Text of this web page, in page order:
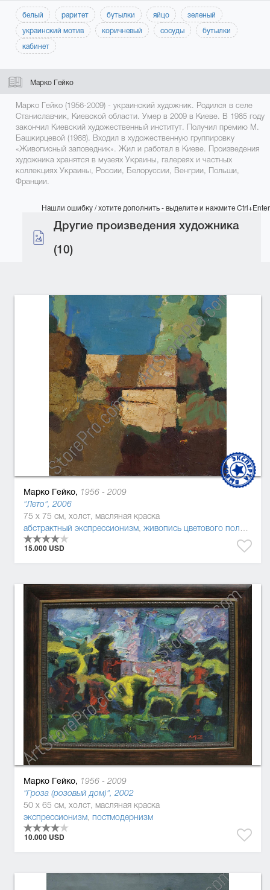
белый раритет бутылки яйцо
зеленый
украинский мотив
коричневый сосуды
бутылки
кабинет
Марко Гейко
Марко Гейко (1956-2009) - украинский художник. Родился в селе
Станиславчик, Киевской области. Умер в 2009 в Киеве. В 1985 году
закончил Киевский художественный институт. Получил премию М.
Башкирцевой (1988). Входил в художественную группировку
«Живописный заповедник». Жил и работал в Киеве. Произведения
художника хранятся в музеях Украины, галереях и частных
коллекциях Украины, России, Белоруссии, Венгрии, Польши,
Франции.
Нашли ошибку / хотите дополнить - выделите и нажмите Ctrl+Enter
Другие произведения художника
(10)
Марко Гейко, 1956 - 2009
"Лето", 2006
75 x 75 см, холст, масляная краска
абстрактный экспрессионизм, живопись цветового поля ,
15.000 USD
Марко Гейко, 1956 - 2009
"Гроза (розовый дом)", 2002
50 x 65 см, холст, масляная краска
экспрессионизм, постмодернизм
10.000 USD